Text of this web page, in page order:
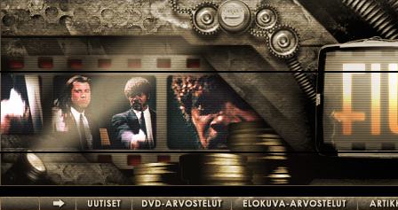
Hyppää pääsisältöön